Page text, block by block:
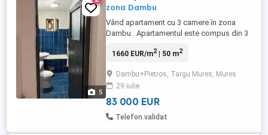
5
zona Dambu
Vând apartament cu 3 camere în zona
Dambu . Apartamentul este compus din 3
află la etajul 2 4. Necesită ușoare renovări .
agenții. Nr de telefon nr
1660 EUR/m2| 50 m2
Dambu+Pietros, Targu Mures, Mures
29 iulie
83 000 EUR
Telefon validat